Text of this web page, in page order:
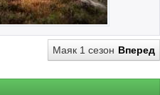
Вперед
Маяк 1 сезон